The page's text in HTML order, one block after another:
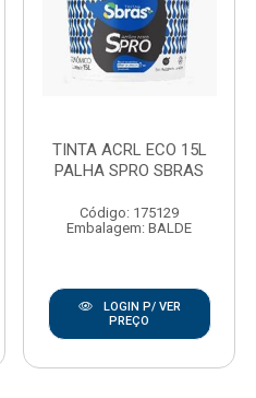
TINTA ACRL ECO 15L
PALHA SPRO SBRAS
Código: 175129
Embalagem: BALDE
LOGIN P/ VER
PREÇO